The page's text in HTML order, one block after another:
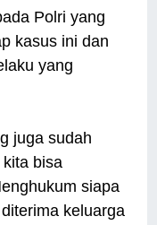
Polri yang
kasus ini dan
yang
juga sudah
bisa
siapa
keluarga